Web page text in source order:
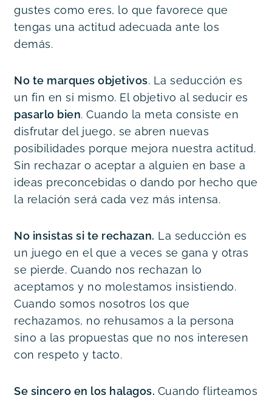
gustes como eres, lo que favorece que
tengas una actitud adecuada ante los
demás.
No te marques objetivos. La seducción es
un fin en si mismo. El objetivo al seducir es
pasarlo bien. Cuando la meta consiste en
disfrutar del juego, se abren nuevas
posibilidades porque mejora nuestra actitud.
Sin rechazar o aceptar a alguien en base a
ideas preconcebidas o dando por hecho que
la relación será cada vez más intensa.
No insistas si te rechazan. La seducción es
un juego en el que a veces se gana y otras
se pierde. Cuando nos rechazan lo
aceptamos y no molestamos insistiendo.
Cuando somos nosotros los que
rechazamos, no rehusamos a la persona
sino a las propuestas que no nos interesen
con respeto y tacto.
Se sincero en los halagos. Cuando flirteamos